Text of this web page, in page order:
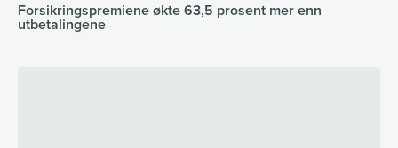
Forsikringspremiene økte 63,5 prosent mer enn
utbetalingene